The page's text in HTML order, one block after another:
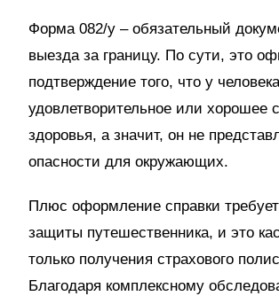
Форма 082/у – обязательный
выезда за границу. По сути, это
подтверждение того, что у
удовлетворительное или хорошее
здоровья, а значит, он не
опасности для окружающих.
Плюс оформление справки
защиты путешественника, и это
только получения страхового
Благодаря комплексному